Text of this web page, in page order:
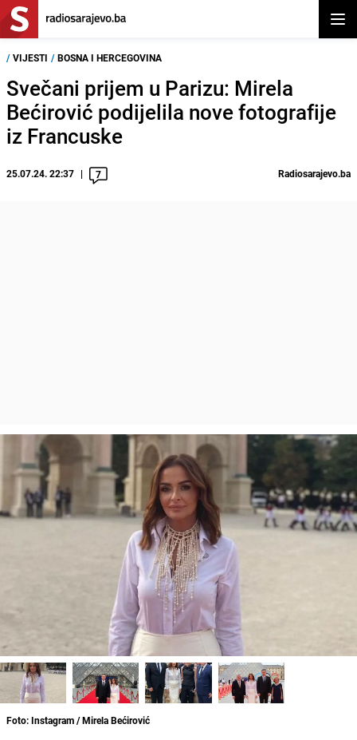
/ VIJESTI / BOSNA I HERCEGOVINA
Svečani prijem u Parizu: Mirela
Bećirović podijelila nove fotografije
iz Francuske
25.07.24. 22:37 7 Radiosarajevo.ba
Foto: Instagram / Mirela Bećirović